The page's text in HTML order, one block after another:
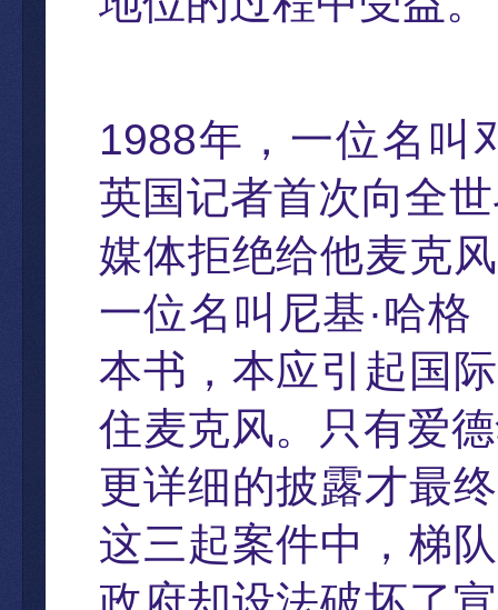
1988年 ， 一位名叫
英国记者首次向全
媒体拒绝给他麦克风
一位名叫尼基·哈格
本书 ， 本应引起国
住麦克风。只有爱
更详细的披露才最
这三起案件中 ，梯